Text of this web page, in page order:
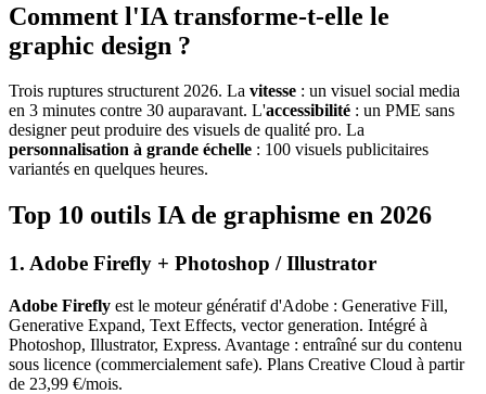
Comment l'IA transforme-t-elle le
graphic design ?
Trois ruptures structurent 2026. La vitesse : un visuel social media
en 3 minutes contre 30 auparavant. L'accessibilité : un PME sans
designer peut produire des visuels de qualité pro. La
personnalisation à grande échelle : 100 visuels publicitaires
variantés en quelques heures.
Top 10 outils IA de graphisme en 2026
1. Adobe Firefly + Photoshop / Illustrator
Adobe Firefly est le moteur génératif d'Adobe : Generative Fill,
Generative Expand, Text Effects, vector generation. Intégré à
Photoshop, Illustrator, Express. Avantage : entraîné sur du contenu
sous licence (commercialement safe). Plans Creative Cloud à partir
de 23,99 €/mois.